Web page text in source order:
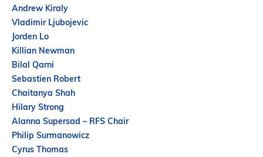
English
Andrew Kiraly
Vladimir Ljubojevic
Jorden Lo
Killian Newman
Bilal Qarni
Sebastien Robert
Chaitanya Shah
Hilary Strong
Alanna Supersad – RFS Chair
Philip Surmanowicz
Cyrus Thomas